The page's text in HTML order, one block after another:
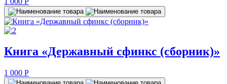
Книга «Державный сфинкс (сборник)»
1 000 P